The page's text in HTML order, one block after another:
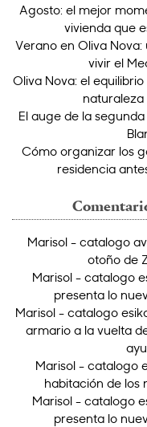
Agosto: el mejor
vivienda que
Verano en Oliva
vivir el
Oliva Nova: el
El auge de la
Cómo organizar los
residencia
Marisol - catalogo
otoño de
Marisol - catalogo
presenta lo
Marisol - catalogo
armario a la vuelta
Marisol - catalogo
habitación de los
Marisol - catalogo
presenta lo